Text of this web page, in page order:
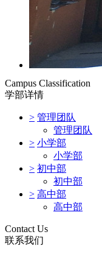
Campus Classification
学部详情
> 管理团队
管理团队
> 小学部
小学部
> 初中部
初中部
> 高中部
高中部
Contact Us
联系我们